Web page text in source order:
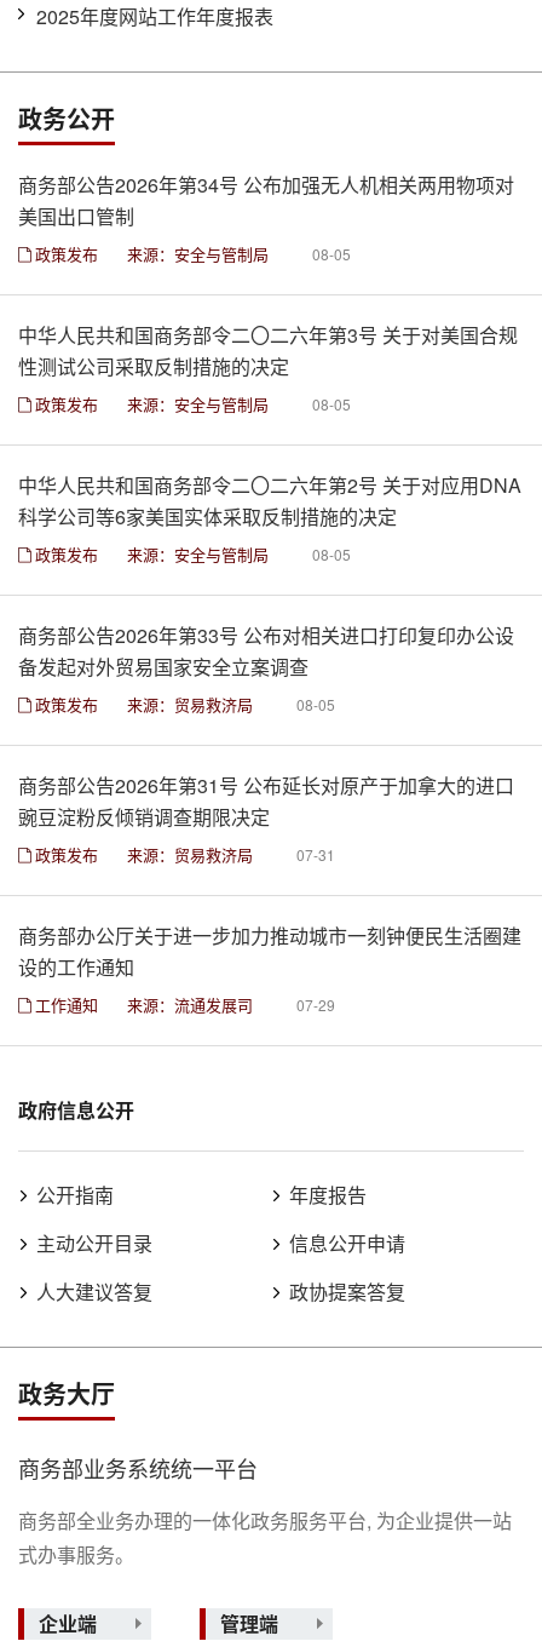
2025年度网站工作年度报表
政务公开
商务部公告2026年第34号 公布加强无人机相关两用物项对
美国出口管制
政策发布 来源：安全与管制局 08-05
中华人民共和国商务部令二〇二六年第3号 关于对美国合规
性测试公司采取反制措施的决定
政策发布 来源：安全与管制局 08-05
中华人民共和国商务部令二〇二六年第2号 关于对应用DNA
科学公司等6家美国实体采取反制措施的决定
政策发布 来源：安全与管制局 08-05
商务部公告2026年第33号 公布对相关进口打印复印办公设
备发起对外贸易国家安全立案调查
政策发布 来源：贸易救济局 08-05
商务部公告2026年第31号 公布延长对原产于加拿大的进口
豌豆淀粉反倾销调查期限决定
政策发布 来源：贸易救济局 07-31
商务部办公厅关于进一步加力推动城市一刻钟便民生活圈建
设的工作通知
工作通知 来源：流通发展司 07-29
政府信息公开
公开指南
年度报告
主动公开目录
信息公开申请
人大建议答复
政协提案答复
政务大厅
商务部业务系统统一平台
商务部全业务办理的一体化政务服务平台, 为企业提供一站
式办事服务。
企业端 管理端